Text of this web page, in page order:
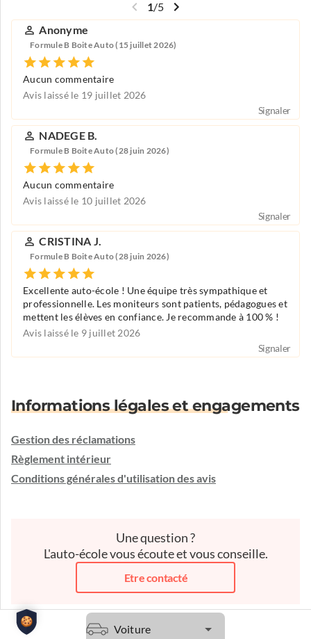
1/5
Anonyme
Formule B Boite Auto (15 juillet 2026)
Aucun commentaire
Avis laissé le 19 juillet 2026
Signaler
NADEGE B.
Formule B Boite Auto (28 juin 2026)
Aucun commentaire
Avis laissé le 10 juillet 2026
Signaler
CRISTINA J.
Formule B Boite Auto (28 juin 2026)
Excellente auto-école ! Une équipe très sympathique et
professionnelle. Les moniteurs sont patients, pédagogues et
mettent les élèves en confiance. Je recommande à 100 % !
Avis laissé le 9 juillet 2026
Signaler
Informations légales et engagements
Gestion des réclamations
Règlement intérieur
Conditions générales d'utilisation des avis
Une question ?
L'auto-école vous écoute et vous conseille.
Etre contacté
Voiture